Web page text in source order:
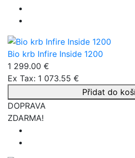
Bio krb Infire Inside 1200
1 299.00 €
Ex Tax: 1 073.55 €
Přidat do
DOPRAVA
ZDARMA!